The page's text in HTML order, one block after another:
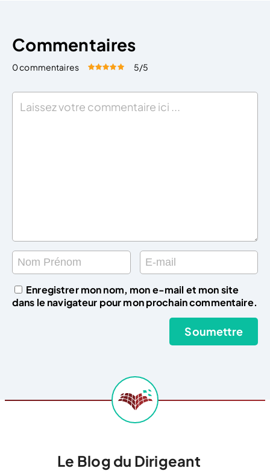
Commentaires
0 commentaires Évaluez cet article:
5/5
Enregistrer mon nom, mon e-mail et mon site
dans le navigateur pour mon prochain commentaire.
Le Blog du Dirigeant